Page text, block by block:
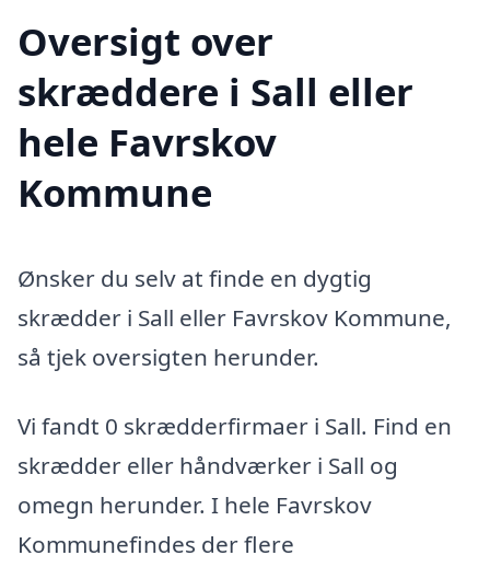
Oversigt over
skræddere i Sall eller
hele Favrskov
Kommune
Ønsker du selv at finde en dygtig
skrædder i Sall eller Favrskov Kommune,
så tjek oversigten herunder.
Vi fandt 0 skrædderfirmaer i Sall. Find en
skrædder eller håndværker i Sall og
omegn herunder. I hele Favrskov
Kommunefindes der flere